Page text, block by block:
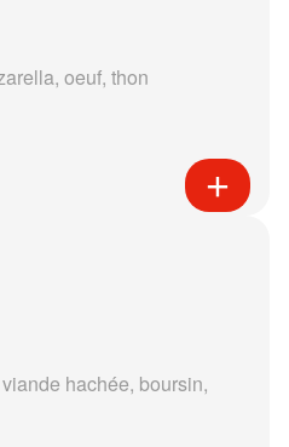
oeuf, thon
hachée, boursin,